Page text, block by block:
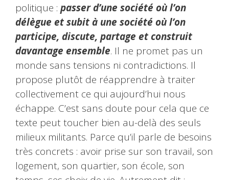
politique : passer d’une société où l’on
délègue et subit à une société où l’on
participe, discute, partage et construit
davantage ensemble. Il ne promet pas un
monde sans tensions ni contradictions. Il
propose plutôt de réapprendre à traiter
collectivement ce qui aujourd’hui nous
échappe. C’est sans doute pour cela que ce
texte peut toucher bien au-delà des seuls
milieux militants. Parce qu’il parle de besoins
très concrets : avoir prise sur son travail, son
logement, son quartier, son école, son